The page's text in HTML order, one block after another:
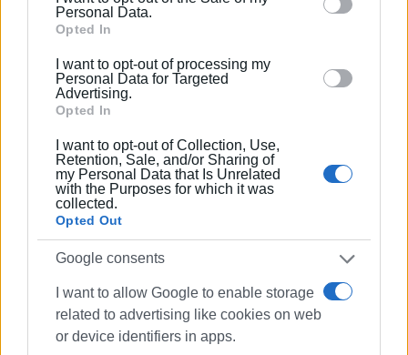
behaviour. You may click to grant or deny consent to
Google and its third-party tags to use your data for
section.
Personal Data.
Opted In
I want to opt-out of processing my
Personal Data for Targeted
Advertising.
Opted In
I want to opt-out of Collection, Use,
Retention, Sale, and/or Sharing of
my Personal Data that Is Unrelated
with the Purposes for which it was
collected.
Opted Out
Google consents
I want to allow Google to enable storage
related to advertising like cookies on web
or device identifiers in apps.
Ακολουθήστε το enimerosi στοFacebook
Συνδρομητές στο e-paper